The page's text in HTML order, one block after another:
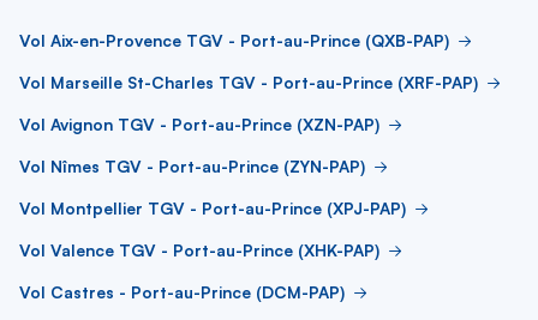
Vol Aix-en-Provence TGV - Port-au-Prince (QXB-PAP)
Vol Marseille St-Charles TGV - Port-au-Prince (XRF-PAP)
Vol Avignon TGV - Port-au-Prince (XZN-PAP)
Vol Nîmes TGV - Port-au-Prince (ZYN-PAP)
Vol Montpellier TGV - Port-au-Prince (XPJ-PAP)
Vol Valence TGV - Port-au-Prince (XHK-PAP)
Vol Castres - Port-au-Prince (DCM-PAP)